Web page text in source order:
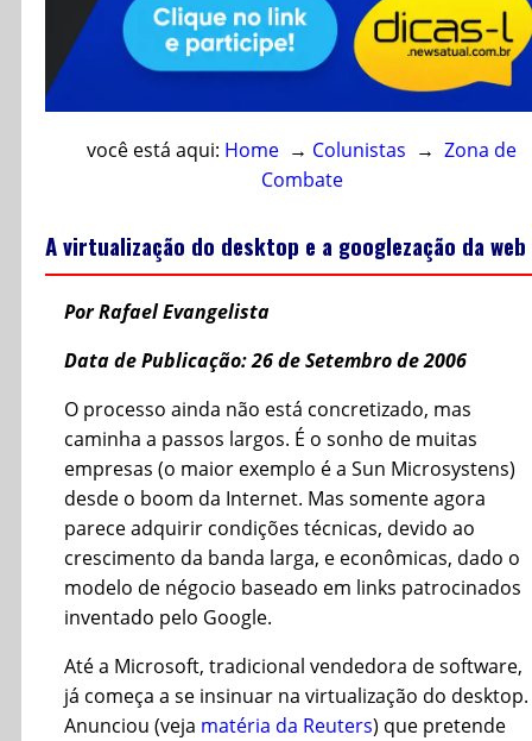
você está aqui: Home → Colunistas → Zona de
Combate
A virtualização do desktop e a googlezação da web
Por Rafael Evangelista
Data de Publicação: 26 de Setembro de 2006
O processo ainda não está concretizado, mas
caminha a passos largos. É o sonho de muitas
empresas (o maior exemplo é a Sun Microsystens)
desde o boom da Internet. Mas somente agora
parece adquirir condições técnicas, devido ao
crescimento da banda larga, e econômicas, dado o
modelo de négocio baseado em links patrocinados
inventado pelo Google.
Até a Microsoft, tradicional vendedora de software,
já começa a se insinuar na virtualização do desktop.
Anunciou (veja matéria da Reuters) que pretende